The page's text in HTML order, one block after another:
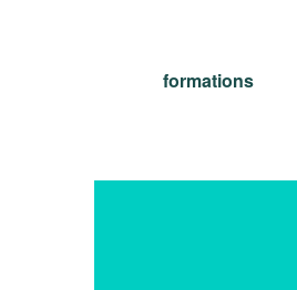
formations